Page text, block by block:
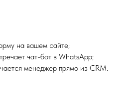
на вашем сайте;
чат-бот в WhatsApp;
менеджер прямо из CRM.